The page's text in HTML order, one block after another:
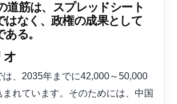
道筋は、スプレッドシート
はなく、政権の成果として
る。
オ
、2035年までに42,000～50,000
れています。そのためには、中国